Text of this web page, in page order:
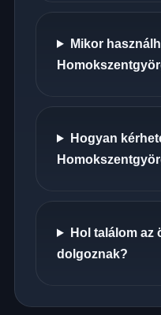
Mikor
Hogyan
Hol találom az
dolgoznak?